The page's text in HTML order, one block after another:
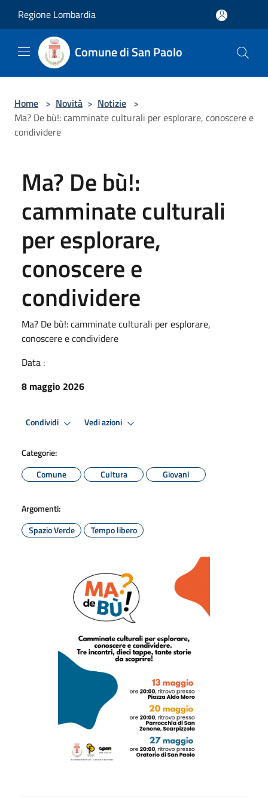
Regione Lombardia
Comune di San Paolo
Home > Novità > Notizie >
Ma? De bù!: camminate culturali per esplorare, conoscere e
condividere
Ma? De bù!:
camminate culturali
per esplorare,
conoscere e
condividere
Ma? De bù!: camminate culturali per esplorare,
conoscere e condividere
Data :
8 maggio 2026
Condividi Vedi azioni
Categorie:
Comune
Cultura Giovani
Argomenti:
Spazio Verde
Tempo libero